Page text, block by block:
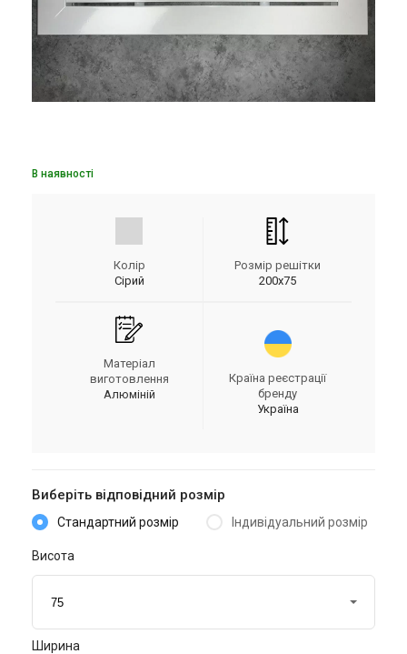
В наявності
Колір
Сірий
Розмір решітки
200х75
Матеріал
виготовлення
Алюміній
Країна реєстрації
бренду
Україна
Виберіть відповідний розмір
Стандартний розмір Індивідуальний розмір
Висота
Ширина